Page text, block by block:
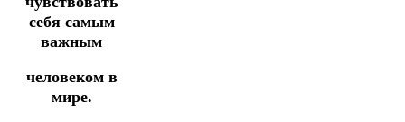
себя самым
важным
человеком в
мире.